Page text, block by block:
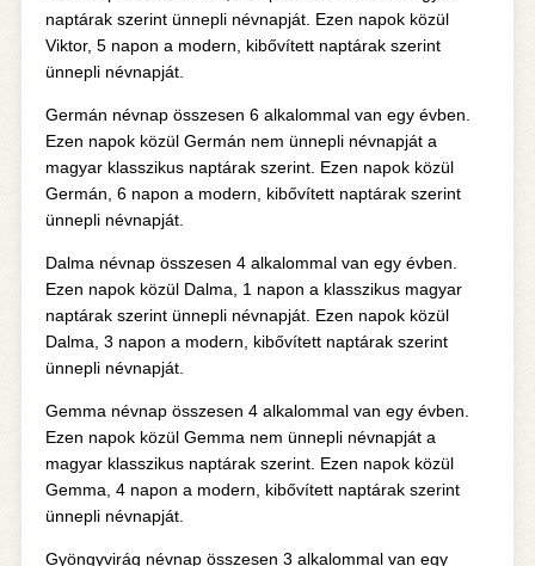
naptárak szerint ünnepli névnapját. Ezen napok közül
Viktor, 5 napon a modern, kibővített naptárak szerint
ünnepli névnapját.
Germán névnap összesen 6 alkalommal van egy évben.
Ezen napok közül Germán nem ünnepli névnapját a
magyar klasszikus naptárak szerint. Ezen napok közül
Germán, 6 napon a modern, kibővített naptárak szerint
ünnepli névnapját.
Dalma névnap összesen 4 alkalommal van egy évben.
Ezen napok közül Dalma, 1 napon a klasszikus magyar
naptárak szerint ünnepli névnapját. Ezen napok közül
Dalma, 3 napon a modern, kibővített naptárak szerint
ünnepli névnapját.
Gemma névnap összesen 4 alkalommal van egy évben.
Ezen napok közül Gemma nem ünnepli névnapját a
magyar klasszikus naptárak szerint. Ezen napok közül
Gemma, 4 napon a modern, kibővített naptárak szerint
ünnepli névnapját.
Gyöngyvirág névnap összesen 3 alkalommal van egy